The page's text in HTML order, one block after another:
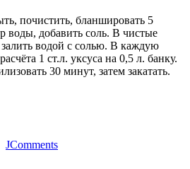
почистить, бланшировать 5
воды, добавить соль. В чистые
водой с солью. В каждую
1 ст.л. уксуса на 0,5 л. банку.
30 минут, затем закатать.
JComments